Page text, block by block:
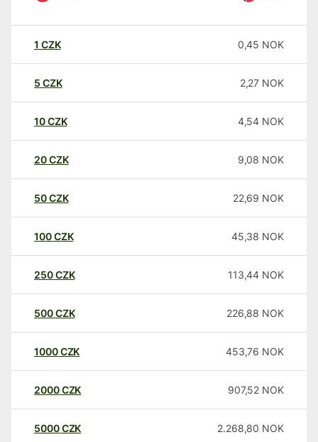
1 CZK 0,45 NOK
5 CZK 2,27 NOK
10CZK 4,54 NOK
20CZK 9,08 NOK
50CZK 22,69 NOK
100CZK 45,38 NOK
250CZK 113,44 NOK
500CZK 226,88 NOK
1000CZK 453,76 NOK
2000CZK 907,52 NOK
5000CZK 2.268,80 NOK